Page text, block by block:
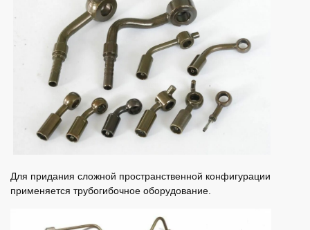
Для придания сложной пространственной конфигурации
применяется трубогибочное оборудование.